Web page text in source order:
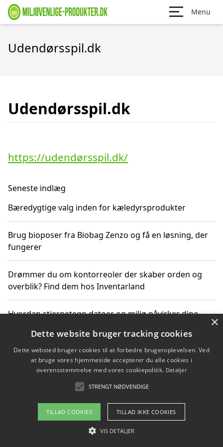
Menu
Udendørsspil.dk
Udendørsspil.dk
https://udendørsspil.dk/
Seneste indlæg
Bæredygtige valg inden for kæledyrsprodukter
Brug bioposer fra Biobag Zenzo og få en løsning, der
fungerer
Drømmer du om kontorreoler der skaber orden og
overblik? Find dem hos Inventarland
Hvordan stjernetegn datoer og miljø påvirker dine
Bæredygtige gadgets til en grønnere hverdag
Om / kontakt
Blog Betingelser
×
Dette website bruger tracking cookies
Dette websted bruger cookies til at forbedre brugeroplevelsen. Ved
at bruge vores hjemmeside accepterer du alle cookies i
overensstemmelse med vores cookiepolitik. Detaljer
STRENGT NØDVENDIGE
TILLAD COOKIES TILLAD IKKE COOKIES
VIS DETALJER